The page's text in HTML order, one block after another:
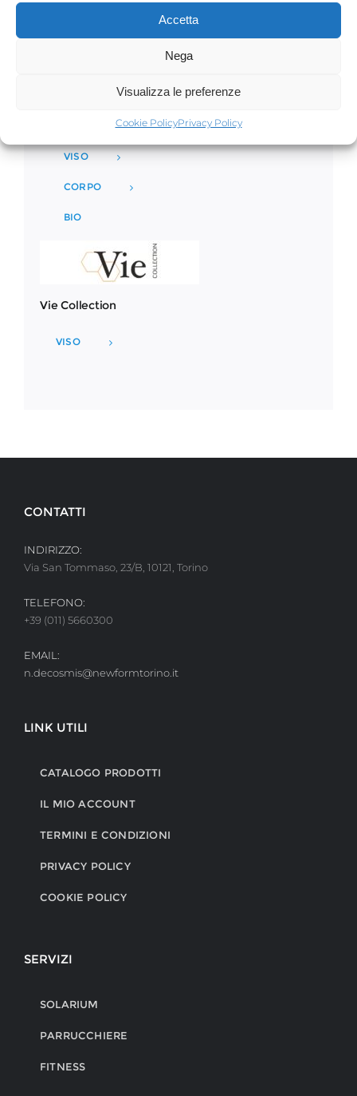
Accetta
Nega
Visualizza le preferenze
Cookie PolicyPrivacy Policy
VISO
CORPO
BIO
Vie Collection
VISO
CONTATTI
INDIRIZZO:
Via San Tommaso, 23/B, 10121, Torino
TELEFONO:
+39 (011) 5660300
EMAIL:
n.decosmis@newformtorino.it
LINK UTILI
CATALOGO PRODOTTI
IL MIO ACCOUNT
TERMINI E CONDIZIONI
PRIVACY POLICY
COOKIE POLICY
SERVIZI
SOLARIUM
PARRUCCHIERE
FITNESS